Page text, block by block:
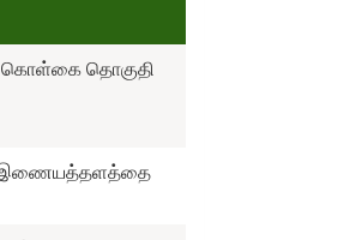
கொள்கை தொகுதி
இணையத்தளத்தை